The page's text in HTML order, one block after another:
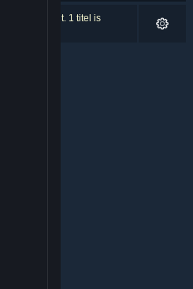
zoekopdracht. 1 titel is